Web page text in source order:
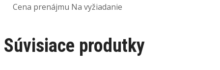
Cena prenájmu Na vyžiadanie
Súvisiace produtky